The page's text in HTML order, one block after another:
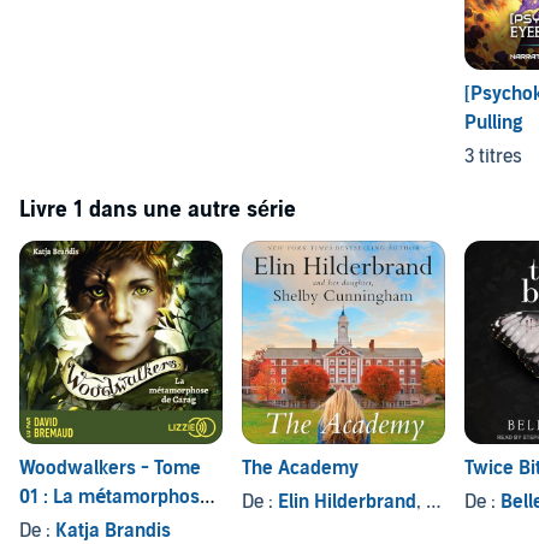
Pulling
3 titres
Livre 1 dans une autre série
Woodwalkers - Tome
01 : La métamorphose
de Carag
De : Katja Brandis
The Academy
De : Elin Hilderbrand, et autres
Twice
De :